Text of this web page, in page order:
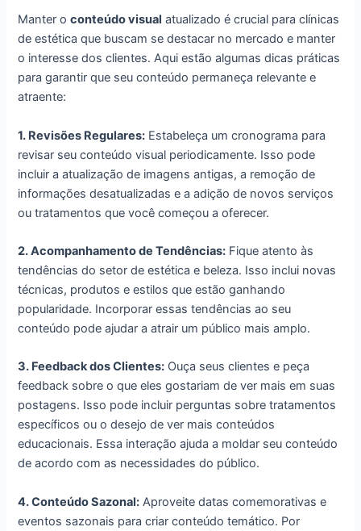
Manter oconteúdo visual atualizado é crucial para clínicas
de estética que buscam se destacar no mercado e manter
o interesse dos clientes. Aqui estão algumas dicas práticas
para garantir que seu conteúdo permaneça relevante e
atraente:
1. Revisões Regulares: Estabeleça um cronograma para
revisar seu conteúdo visual periodicamente. Isso pode
incluir a atualização de imagens antigas, a remoção de
informações desatualizadas e a adição de novos serviços
ou tratamentos que você começou a oferecer.
2. Acompanhamento de Tendências: Fique atento às
tendências do setor de estética e beleza. Isso inclui novas
técnicas, produtos e estilos que estão ganhando
popularidade. Incorporar essas tendências ao seu
conteúdo pode ajudar a atrair um público mais amplo.
3. Feedback dos Clientes: Ouça seus clientes e peça
feedback sobre o que eles gostariam de ver mais em suas
postagens. Isso pode incluir perguntas sobre tratamentos
específicos ou o desejo de ver mais conteúdos
educacionais. Essa interação ajuda a moldar seu conteúdo
de acordo com as necessidades do público.
4. Conteúdo Sazonal: Aproveite datas comemorativas e
eventos sazonais para criar conteúdo temático. Por